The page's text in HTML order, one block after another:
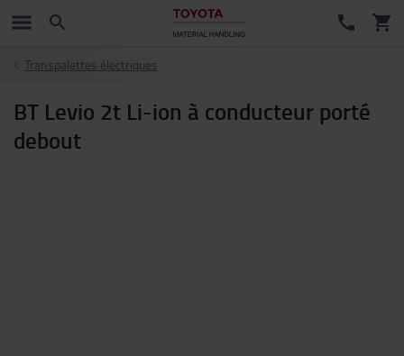
Transpalettes électriques
BT Levio 2t Li-ion à conducteur porté
debout